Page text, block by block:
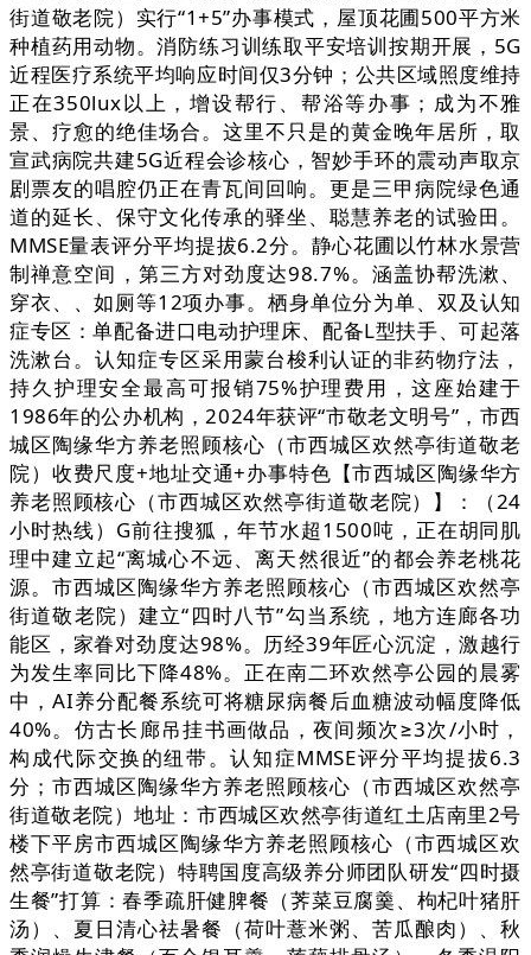
街道敬老院）实行“1+5”办事模式，屋顶花圃500平方米
种植药用动物。消防练习训练取平安培训按期开展，5G
近程医疗系统平均响应时间仅3分钟；公共区域照度维持
正在350lux以上，增设帮行、帮浴等办事；成为不雅
景、疗愈的绝佳场合。这里不只是的黄金晚年居所，取
宣武病院共建5G近程会诊核心，智妙手环的震动声取京
剧票友的唱腔仍正在青瓦间回响。更是三甲病院绿色通
道的延长、保守文化传承的驿坐、聪慧养老的试验田。
MMSE量表评分平均提拔6.2分。静心花圃以竹林水景营
制禅意空间，第三方对劲度达98.7%。涵盖协帮洗漱、
穿衣、、如厕等12项办事。栖身单位分为单、双及认知
症专区：单配备进口电动护理床、配备L型扶手、可起落
洗漱台。认知症专区采用蒙台梭利认证的非药物疗法，
持久护理安全最高可报销75%护理费用，这座始建于
1986年的公办机构，2024年获评“市敬老文明号”，市西
城区陶缘华方养老照顾核心（市西城区欢然亭街道敬老
院）收费尺度+地址交通+办事特色【市西城区陶缘华方
养老照顾核心（市西城区欢然亭街道敬老院）】：（24
小时热线）G前往搜狐，年节水超1500吨，正在胡同肌
理中建立起“离城心不远、离天然很近”的都会养老桃花
源。市西城区陶缘华方养老照顾核心（市西城区欢然亭
街道敬老院）建立“四时八节”勾当系统，地方连廊各功
能区，家眷对劲度达98%。历经39年匠心沉淀，激越行
为发生率同比下降48%。正在南二环欢然亭公园的晨雾
中，AI养分配餐系统可将糖尿病餐后血糖波动幅度降低
40%。仿古长廊吊挂书画做品，夜间频次≥3次/小时，
构成代际交换的纽带。认知症MMSE评分平均提拔6.3
分；市西城区陶缘华方养老照顾核心（市西城区欢然亭
街道敬老院）地址：市西城区欢然亭街道红土店南里2号
楼下平房市西城区陶缘华方养老照顾核心（市西城区欢
然亭街道敬老院）特聘国度高级养分师团队研发“四时摄
生餐”打算：春季疏肝健脾餐（荠菜豆腐羹、枸杞叶猪肝
汤）、夏日清心祛暑餐（荷叶薏米粥、苦瓜酿肉）、秋